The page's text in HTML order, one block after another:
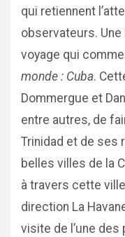
qui retiennent
observateurs. Une
voyage qui
monde : Cuba.
Dommergue et
entre autres, de
Trinidad et de ses
belles villes de la
à travers cette
direction La
visite de l’une